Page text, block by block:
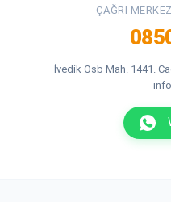
ÇAĞRI
İvedik Osb Mah. 1441.